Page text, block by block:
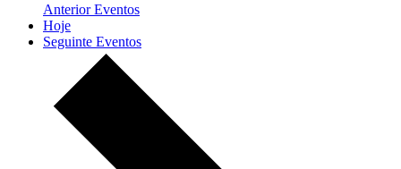
AnteriorEventos
Hoje
Seguinte Eventos